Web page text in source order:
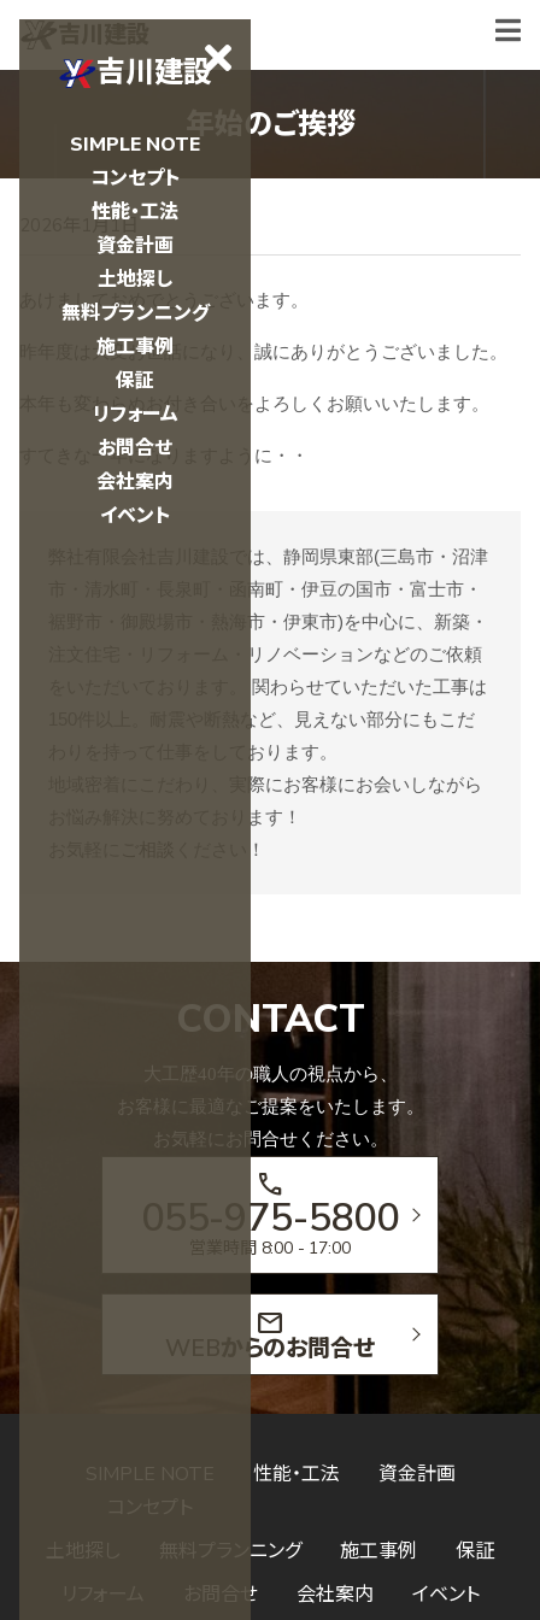
吉川建設
SIMPLE NOTE
コンセプト
性能・工法
資金計画
土地探し
無料プランニング
施工事例
保証
リフォーム
お問合せ
会社案内
イベント
年始のご挨拶
2026年1月1日
あけましておめでとうございます。
昨年度は大変お世話になり、誠にありがとうございました。
本年も変わらぬお付き合いをよろしくお願いいたします。
すてきな一年になりますように・・
弊社有限会社吉川建設では、静岡県東部(三島市・沼津
市・清水町・長泉町・函南町・伊豆の国市・富士市・
裾野市・御殿場市・熱海市・伊東市)を中心に、新築・
注文住宅・リフォーム・リノベーションなどのご依頼
をいただいております。 関わらせていただいた工事は
150件以上。耐震や断熱など、見えない部分にもこだ
わりを持って仕事をしております。
地域密着にこだわり、実際にお客様にお会いしながら
お悩み解決に努めております！
ください！
CONTACT
大工歴40年の職人の視点から、
お客様に最適なご提案をいたします。
お気軽にお問合せください。
call
055-975-5800
営業時間 8:00 - 17:00
mail
WEBからのお問合せ
性能・工法 資金計画
無料プランニング 施工事例
保証
お問合せ 会社案内 イベント